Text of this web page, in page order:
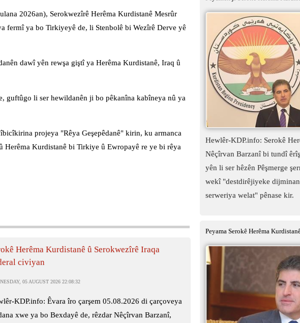
2026an), Serokwezîrê Herêma Kurdistanê Mesrûr
fermî ya bo Tirkiyeyê de, li Stenbolê bi Wezîrê Derve yê
dawî yên rewşa giştî ya Herêma Kurdistanê, Iraq û
guftûgo li ser hewildanên ji bo pêkanîna kabîneya nû ya
projeya "Rêya Geşepêdanê" kirin, ku armanca
Herêma Kurdistanê bi Tirkiye û Ewropayê re ye bi rêya
Herêma Kurdistanê û Serokwezîrê Iraqa
civiyan
05 AUGUST 2026 22:08:32
KDP.info: Êvara îro çarşem 05.08.2026 di çarçoveya
xwe ya bo Bexdayê de, rêzdar Nêçîrvan Barzanî,
Hewlêr-KDP.info: Serokê
Nêçîrvan Barzanî bi tundî
yên li ser hêzên Pêşmerge
wekî "destdirêjiyeke
serweriya welat" pênase kir.
Peyama Serokê Herêma